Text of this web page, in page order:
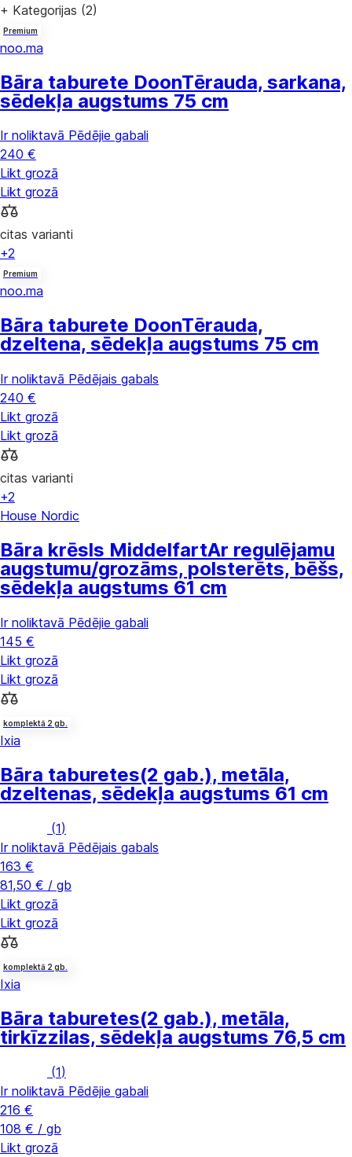
+ Kategorijas (2)
Premium
noo.ma
Bāra taburete DoonTērauda, sarkana,
sēdekļa augstums 75 cm
Ir noliktavā Pēdējie gabali
240 €
Likt grozā
Likt grozā
citas varianti
+2
Premium
noo.ma
Bāra taburete DoonTērauda,
dzeltena, sēdekļa augstums 75 cm
Ir noliktavā Pēdējais gabals
240 €
Likt grozā
Likt grozā
citas varianti
+2
House Nordic
Bāra krēsls MiddelfartAr regulējamu
augstumu/grozāms, polsterēts, bēšs,
sēdekļa augstums 61 cm
Ir noliktavā Pēdējie gabali
145 €
Likt grozā
Likt grozā
komplektā 2 gb.
Ixia
Bāra taburetes(2 gab.), metāla,
dzeltenas, sēdekļa augstums 61 cm
(1)
Ir noliktavā Pēdējais gabals
163 €
81,50 € / gb
Likt grozā
Likt grozā
komplektā 2 gb.
Ixia
Bāra taburetes(2 gab.), metāla,
tirkīzzilas, sēdekļa augstums 76,5 cm
(1)
Ir noliktavā Pēdējie gabali
216 €
108 € / gb
Likt grozā